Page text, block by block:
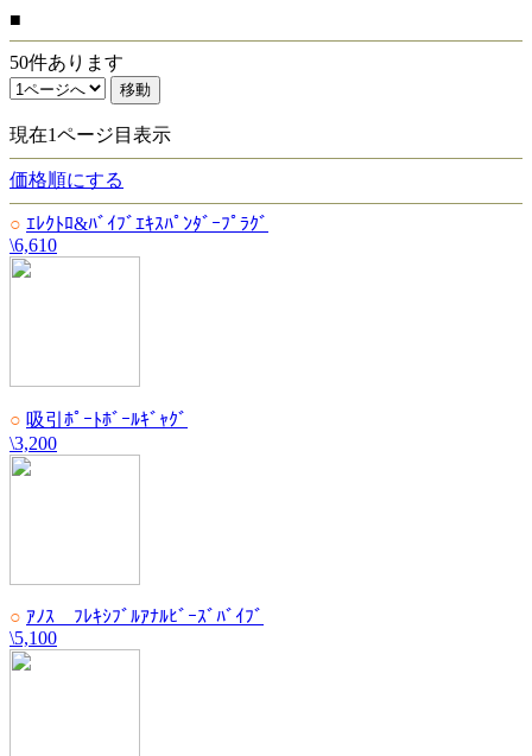
■
50件あります
現在1ページ目表示
価格順にする
○ ｴﾚｸﾄﾛ&ﾊﾞｲﾌﾞｴｷｽﾊﾟﾝﾀﾞｰﾌﾟﾗｸﾞ
\6,610
○ 吸引ﾎﾟｰﾄﾎﾞｰﾙｷﾞｬｸﾞ
\3,200
○ ｱﾉｽ ﾌﾚｷｼﾌﾞﾙｱﾅﾙﾋﾞｰｽﾞﾊﾞｲﾌﾞ
\5,100